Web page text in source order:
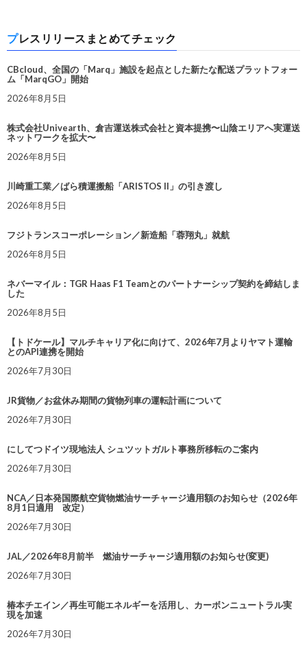
プレスリリースまとめてチェック
CBcloud、全国の「Marq」施設を起点とした新たな配送プラットフォー
ム「MarqGO」開始
2026年8月5日
株式会社Univearth、倉吉運送株式会社と資本提携〜山陰エリアへ実運送
ネットワークを拡大〜
2026年8月5日
川崎重工業／ばら積運搬船「ARISTOS II」の引き渡し
2026年8月5日
フジトランスコーポレーション／新造船「蓉翔丸」就航
2026年8月5日
ネバーマイル：TGR Haas F1 Teamとのパートナーシップ契約を締結しま
した
2026年8月5日
【トドケール】マルチキャリア化に向けて、2026年7月よりヤマト運輸
とのAPI連携を開始
2026年7月30日
JR貨物／お盆休み期間の貨物列車の運転計画について
2026年7月30日
にしてつドイツ現地法人 シュツットガルト事務所移転のご案内
2026年7月30日
NCA／日本発国際航空貨物燃油サーチャージ適用額のお知らせ（2026年
8月1日適用 改定）
2026年7月30日
JAL／2026年8月前半 燃油サーチャージ適用額のお知らせ(変更)
2026年7月30日
椿本チエイン／再生可能エネルギーを活用し、カーボンニュートラル実
現を加速
2026年7月30日